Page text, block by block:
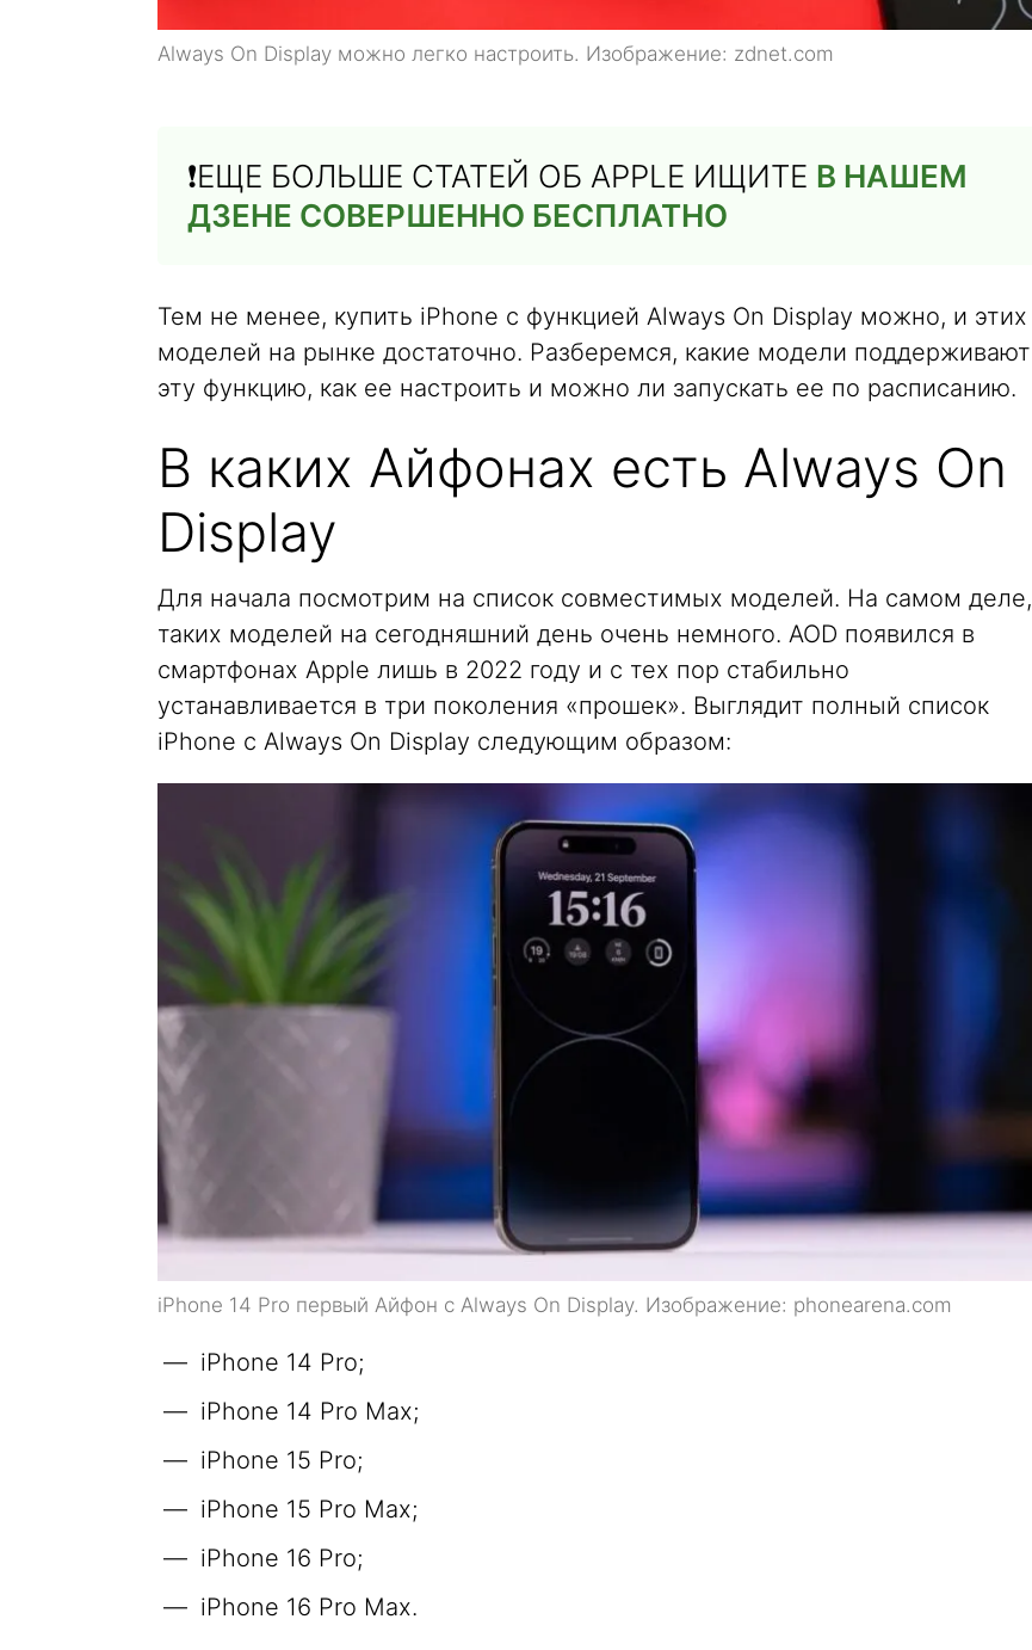
Always On Display можно легко настроить. Изображение: zdnet.com
❗️ЕЩЕ БОЛЬШЕ СТАТЕЙ ОБ APPLE ИЩИТЕ В НАШЕМ
ДЗЕНЕ СОВЕРШЕННО БЕСПЛАТНО
Тем не менее, купить iPhone с функцией Always On Display можно, и этих
моделей на рынке достаточно. Разберемся, какие модели поддерживают
эту функцию, как ее настроить и можно ли запускать ее по расписанию.
В каких Айфонах есть Always On
Display
Для начала посмотрим на список совместимых моделей. На самом деле,
таких моделей на сегодняшний день очень немного. AOD появился в
смартфонах Apple лишь в 2022 году и с тех пор стабильно
устанавливается в три поколения «прошек». Выглядит полный список
iPhone с Always On Display следующим образом:
iPhone 14 Pro первый Айфон с Always On Display. Изображение: phonearena.com
iPhone 14 Pro;
iPhone 14 Pro Max;
iPhone 15 Pro;
iPhone 15 Pro Max;
iPhone 16 Pro;
iPhone 16 Pro Max.